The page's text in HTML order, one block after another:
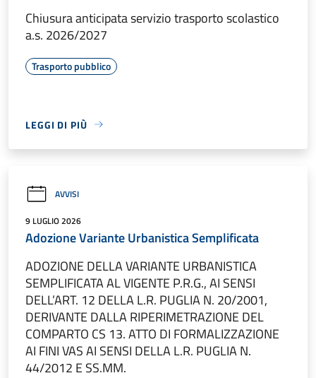
Chiusura anticipata servizio trasporto scolastico
a.s. 2026/2027
Trasporto pubblico
LEGGI DI PIÙ
AVVISI
9 LUGLIO 2026
Adozione Variante Urbanistica Semplificata
ADOZIONE DELLA VARIANTE URBANISTICA
SEMPLIFICATA AL VIGENTE P.R.G., AI SENSI
DELL’ART. 12 DELLA L.R. PUGLIA N. 20/2001,
DERIVANTE DALLA RIPERIMETRAZIONE DEL
COMPARTO CS 13. ATTO DI FORMALIZZAZIONE
AI FINI VAS AI SENSI DELLA L.R. PUGLIA N.
44/2012 E SS.MM.